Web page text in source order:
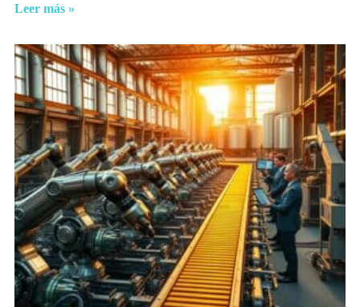
Leer más »